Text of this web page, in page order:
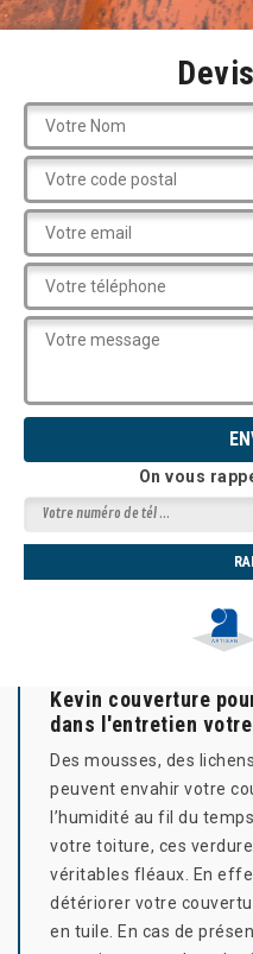
On vous
Kevin couverture
dans l'entretien
Des mousses, des
peuvent envahir votre
l’humidité au fil du
votre toiture, ces
véritables fléaux. En
détériorer votre
en tuile. En cas de